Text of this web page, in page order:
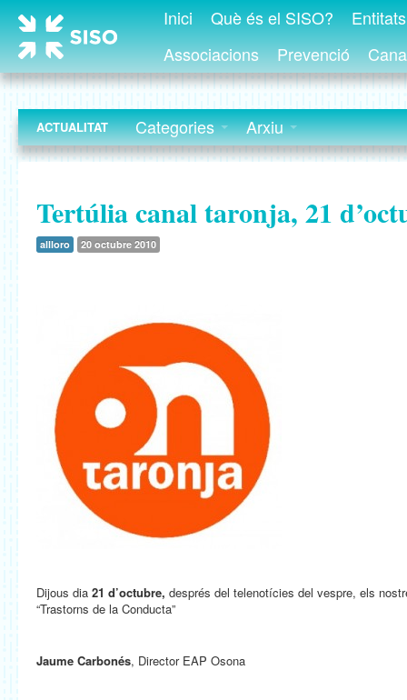
Inici Què és el SISO?
Associacions
Prevenció
ACTUALITAT Categories Arxiu
Tertúlia canal taronja, 21
allloro 20 octubre 2010
Dijous dia 21 d’octubre, després del telenotícies del vespre, els
“Trastorns de la Conducta”
Jaume Carbonés, Director EAP Osona